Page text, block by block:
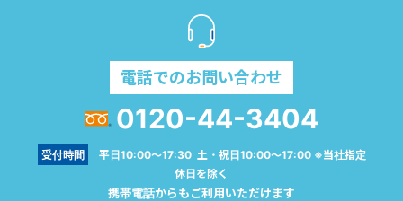
電話でのお問い合わせ
0120-44-3404
受付時間
平日10:00～17:30 土・祝日10:00～17:00 ※当社指定
休日を除く
携帯電話からもご利用いただけます